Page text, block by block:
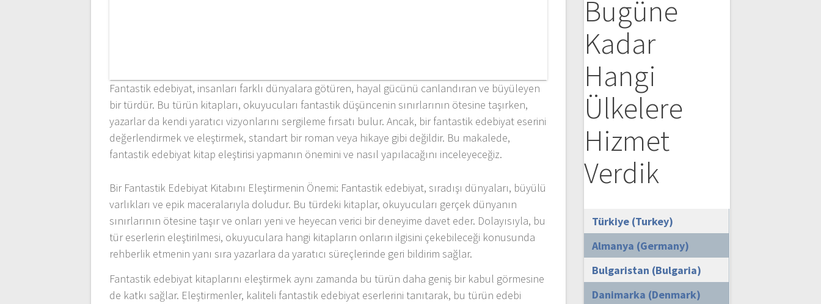
Fantastik edebiyat, insanları farklı dünyalara götüren, hayal gücünü canlandıran ve büyüleyen
bir türdür. Bu türün kitapları, okuyucuları fantastik düşüncenin sınırlarının ötesine taşırken,
yazarlar da kendi yaratıcı vizyonlarını sergileme fırsatı bulur. Ancak, bir fantastik edebiyat eserini
değerlendirmek ve eleştirmek, standart bir roman veya hikaye gibi değildir. Bu makalede,
fantastik edebiyat kitap eleştirisi yapmanın önemini ve nasıl yapılacağını inceleyeceğiz.
Bir Fantastik Edebiyat Kitabını Eleştirmenin Önemi: Fantastik edebiyat, sıradışı dünyaları, büyülü
varlıkları ve epik maceralarıyla doludur. Bu türdeki kitaplar, okuyucuları gerçek dünyanın
sınırlarının ötesine taşır ve onları yeni ve heyecan verici bir deneyime davet eder. Dolayısıyla, bu
tür eserlerin eleştirilmesi, okuyuculara hangi kitapların onların ilgisini çekebileceği konusunda
rehberlik etmenin yanı sıra yazarlara da yaratıcı süreçlerinde geri bildirim sağlar.
Fantastik edebiyat kitaplarını eleştirmek aynı zamanda bu türün daha geniş bir kabul görmesine
de katkı sağlar. Eleştirmenler, kaliteli fantastik edebiyat eserlerini tanıtarak, bu türün edebi
Bugüne
Kadar
Hangi
Ülkelere
Hizmet
Verdik
Türkiye (Turkey)
Almanya (Germany)
Bulgaristan (Bulgaria)
Danimarka (Denmark)